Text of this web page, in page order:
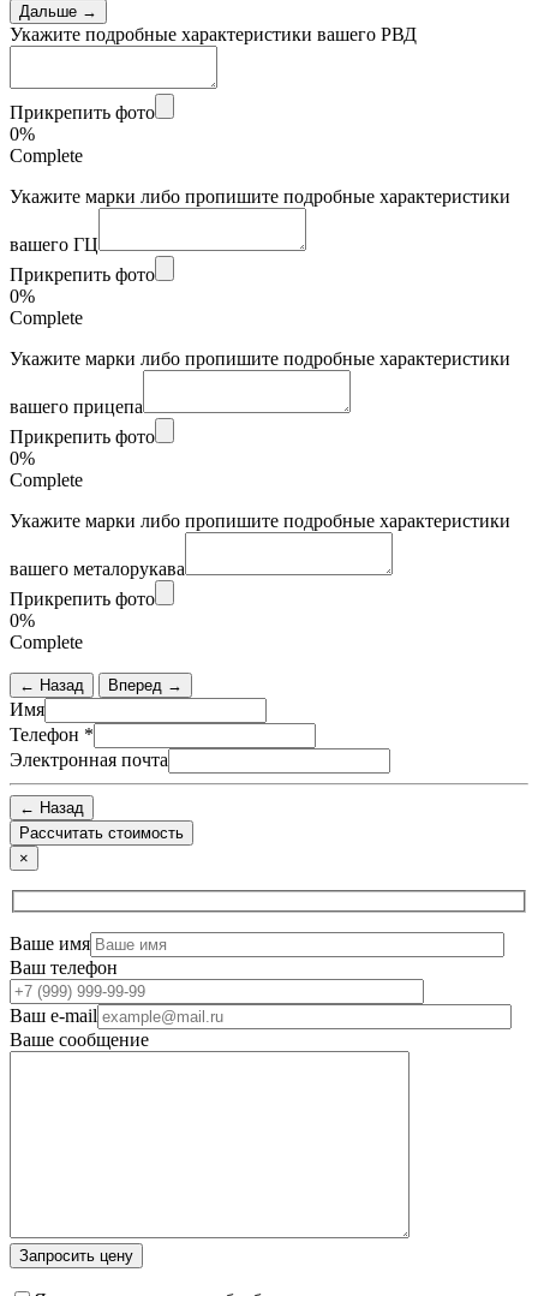
Дальше →
Укажите подробные характеристики вашего РВД
Прикрепить фото
0%
Complete
Укажите марки либо пропишите подробные характеристики
вашего ГЦ
Прикрепить фото
0%
Complete
Укажите марки либо пропишите подробные характеристики
вашего прицепа
Прикрепить фото
0%
Complete
Укажите марки либо пропишите подробные характеристики
вашего металорукава
Прикрепить фото
0%
Complete
← Назад Вперед →
Имя
Телефон *
Электронная почта
← Назад
×
Ваше имя
Ваш телефон
Ваш e-mail
Ваше сообщение